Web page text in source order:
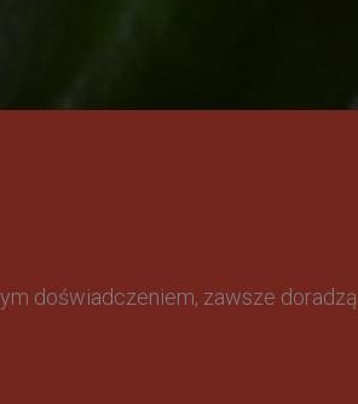
doświadczeniem, zawsze doradzą